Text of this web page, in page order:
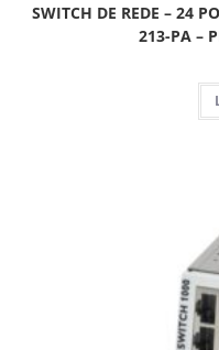
SWITCH DE REDE – 24
213-PA –